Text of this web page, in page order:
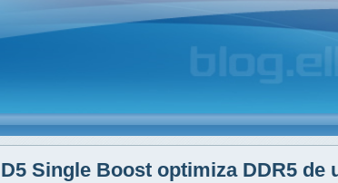
Single Boost optimiza DDR5 de